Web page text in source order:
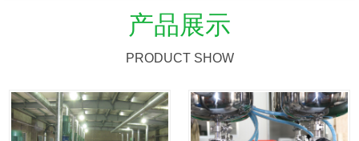
产品展示
PRODUCT SHOW